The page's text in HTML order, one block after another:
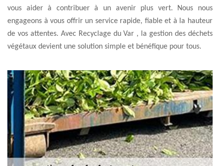
vous aider à contribuer à un avenir plus vert. Nous nous
engageons à vous offrir un service rapide, fiable et à la hauteur
de vos attentes. Avec Recyclage du Var , la gestion des déchets
végétaux devient une solution simple et bénéfique pour tous.